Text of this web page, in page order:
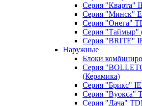
Серия "Кварта"
Серия "Минск"
Серия "Онега"
Серия "Таймыр"
Серия "BRITE"
Наружные
Блоки
Серия
(Керамика)
Серия "Брикс"
Серия "Вуокса"
Серия "Дача"